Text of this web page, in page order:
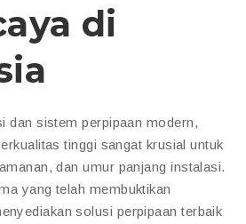
di
dan sistem perpipaan modern,
tinggi sangat krusial untuk
dan umur panjang instalasi.
yang telah membuktikan
solusi perpipaan terbaik